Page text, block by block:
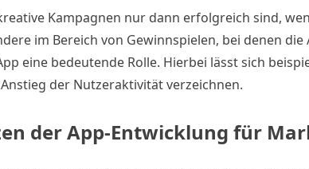
Kampagnen nur dann erfolgreich sind,
im Bereich von Gewinnspielen, bei denen
eine bedeutende Rolle. Hierbei lässt sich
der Nutzeraktivität verzeichnen.
der App-Entwicklung für